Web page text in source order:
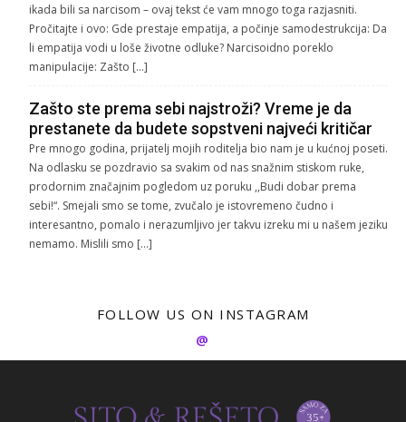
ikada bili sa narcisom – ovaj tekst će vam mnogo toga razjasniti.
Pročitajte i ovo: Gde prestaje empatija, a počinje samodestrukcija: Da
li empatija vodi u loše životne odluke? Narcisoidno poreklo
manipulacije: Zašto […]
Zašto ste prema sebi najstroži? Vreme je da
prestanete da budete sopstveni najveći kritičar
Pre mnogo godina, prijatelj mojih roditelja bio nam je u kućnoj poseti.
Na odlasku se pozdravio sa svakim od nas snažnim stiskom ruke,
prodornim značajnim pogledom uz poruku ,,Budi dobar prema
sebi!“. Smejali smo se tome, zvučalo je istovremeno čudno i
interesantno, pomalo i nerazumljivo jer takvu izreku mi u našem jeziku
nemamo. Mislili smo […]
FOLLOW US ON INSTAGRAM
@